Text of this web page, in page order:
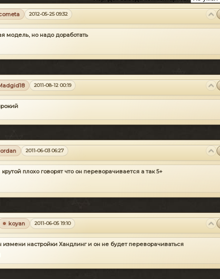
2012-05-25 09:32
модель, но надо доработать
2011-08-12 00:19
2011-06-03 06:27
крутой плохо говорят что он переворачивается а так 5+
koyan 2011-06-05 19:10
измени настройки Хандлинг и он не будет переворачиваться